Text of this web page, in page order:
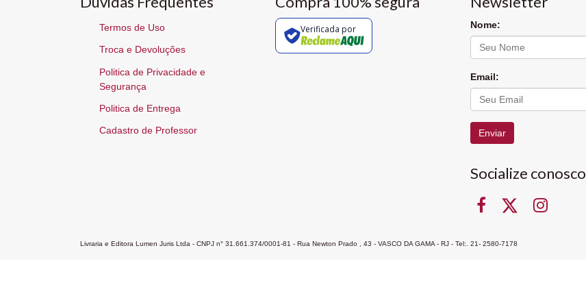
Termos de Uso
Troca e Devoluções
Politica de Privacidade e
Segurança
Politica de Entrega
Cadastro de Professor
Verificada por Nome:
Email:
Enviar
Socialize conosco
Livraria e Editora Lumen Juris Ltda - CNPJ n° 31.661.374/0001-81 - Rua Newton Prado , 43 - VASCO DA GAMA - RJ - Tel:. 21- 2580-7178